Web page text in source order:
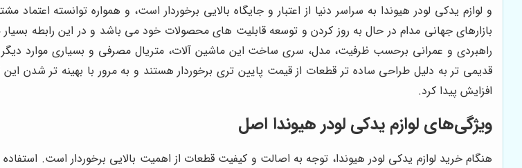
و لوازم یدکی لودر هیوندا به سراسر دنیا از اعتبار و جایگاه بالایی برخوردار است، و همواره توانسته
بازارهای جهانی مدام در حال به روز کردن و توسعه قابلیت های محصولات خود می باشد و در این رابطه
راهبردی و عمرانی برحسب ظرفیت، مدل، سری ساخت این ماشین آلات، متریال مصرفی و بسیاری موارد دیگر
قدیمی تر به دلیل طراحی ساده تر قطعات از قیمت پایین تری برخوردار هستند و به مرور با بهینه تر شدن
افزایش پیدا کرد.
ویژگی‌های لوازم یدکی لودر هیوندا اصل
هنگام خرید لوازم یدکی لودر هیوندا، توجه به اصالت و کیفیت قطعات از اهمیت بالایی برخوردار است.